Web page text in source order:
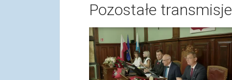
Pozostałe transmisje